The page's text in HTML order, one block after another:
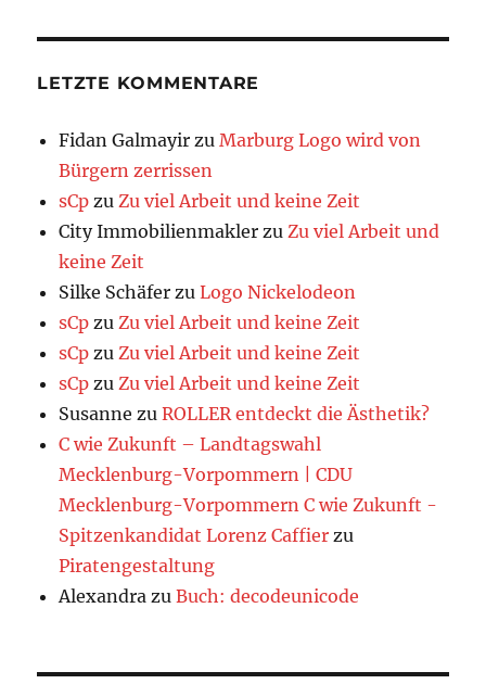
LETZTE KOMMENTARE
Fidan Galmayir zuMarburg Logo wird von
Bürgern zerrissen
sCp zuZu viel Arbeit und keine Zeit
City Immobilienmakler zuZu viel Arbeit und
keine Zeit
Silke Schäfer zuLogo Nickelodeon
sCp zuZu viel Arbeit und keine Zeit
sCp zuZu viel Arbeit und keine Zeit
sCp zuZu viel Arbeit und keine Zeit
Susanne zuROLLER entdeckt die Ästhetik?
C wie Zukunft – Landtagswahl
Mecklenburg-Vorpommern | CDU
Mecklenburg-Vorpommern C wie Zukunft -
Spitzenkandidat Lorenz Caffier zu
Piratengestaltung
Alexandra zuBuch: decodeunicode